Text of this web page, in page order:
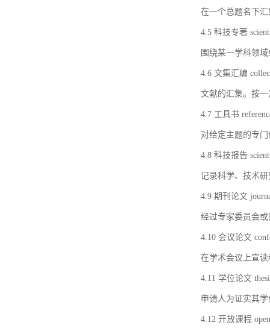
在一个总题名下
4.5 科技专著
围绕某一学科领
4.6 文集汇编
文献的汇集。按
4.7 工具书
对给定主题的专
4.8 科技报告
记录科学、技术
4.9 期刊论文
经过专家委员会
4.10 会议论文
在学术会议上宣
4.11 学位论文
申请人为证实其
4.12 开放课程